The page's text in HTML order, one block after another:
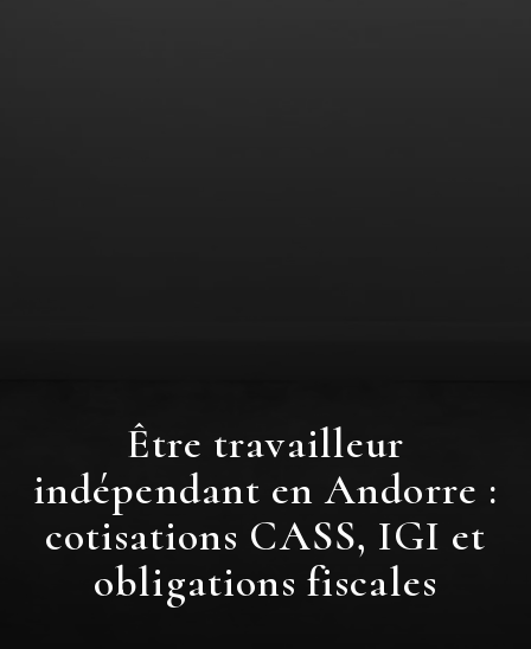
Être travailleur
indépendant en Andorre :
cotisations CASS, IGI et
obligations fiscales